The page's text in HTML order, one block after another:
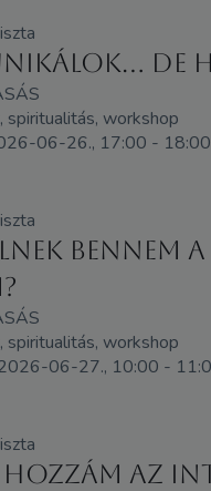
de
spiritualitás, workshop
06-26., 17:00 - 18:00
bennem a
spiritualitás, workshop
06-27., 10:00 -
hozzám az